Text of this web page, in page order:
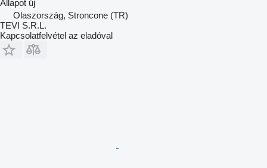
Állapot új
Olaszország, Stroncone (TR)
TEVI S.R.L.
Kapcsolatfelvétel az eladóval